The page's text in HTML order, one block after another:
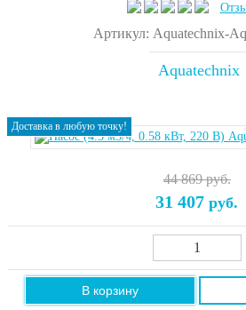
Артикул: Aquatechnix-
Aquatechnix
Доставка в любую точку!
44 869 руб.
31 407 руб.
В корзину